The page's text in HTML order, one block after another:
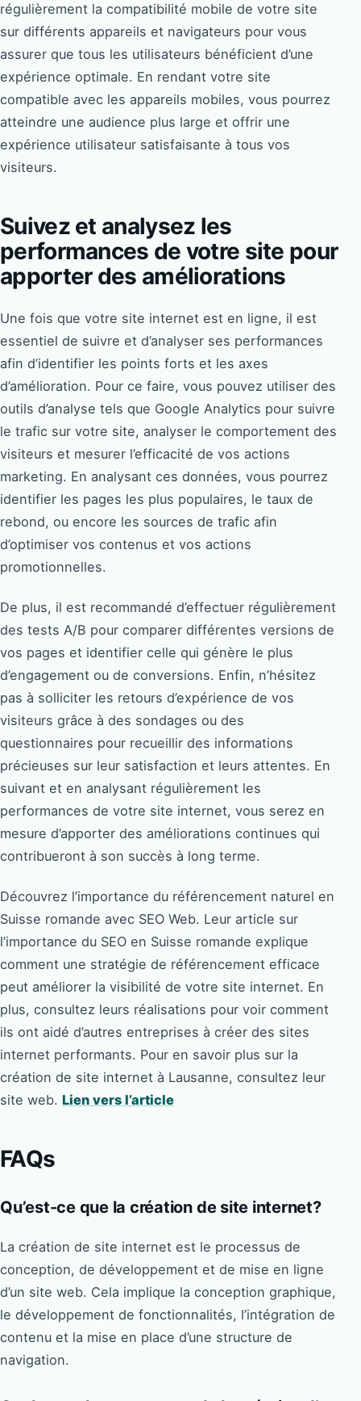
régulièrement la compatibilité mobile de votre site
sur différents appareils et navigateurs pour vous
assurer que tous les utilisateurs bénéficient d’une
expérience optimale. En rendant votre site
compatible avec les appareils mobiles, vous pourrez
atteindre une audience plus large et offrir une
expérience utilisateur satisfaisante à tous vos
visiteurs.
Suivez et analysez les
performances de votre site pour
apporter des améliorations
Une fois que votre site internet est en ligne, il est
essentiel de suivre et d’analyser ses performances
afin d’identifier les points forts et les axes
d’amélioration. Pour ce faire, vous pouvez utiliser des
outils d’analyse tels que Google Analytics pour suivre
le trafic sur votre site, analyser le comportement des
visiteurs et mesurer l’efficacité de vos actions
marketing. En analysant ces données, vous pourrez
identifier les pages les plus populaires, le taux de
rebond, ou encore les sources de trafic afin
d’optimiser vos contenus et vos actions
promotionnelles.
De plus, il est recommandé d’effectuer régulièrement
des tests A/B pour comparer différentes versions de
vos pages et identifier celle qui génère le plus
d’engagement ou de conversions. Enfin, n’hésitez
pas à solliciter les retours d’expérience de vos
visiteurs grâce à des sondages ou des
questionnaires pour recueillir des informations
précieuses sur leur satisfaction et leurs attentes. En
suivant et en analysant régulièrement les
performances de votre site internet, vous serez en
mesure d’apporter des améliorations continues qui
contribueront à son succès à long terme.
Découvrez l’importance du référencement naturel en
Suisse romande avec SEO Web. Leur article sur
l’importance du SEO en Suisse romande explique
comment une stratégie de référencement efficace
peut améliorer la visibilité de votre site internet. En
plus, consultez leurs réalisations pour voir comment
ils ont aidé d’autres entreprises à créer des sites
internet performants. Pour en savoir plus sur la
création de site internet à Lausanne, consultez leur
site web. Lien vers l’article
FAQs
Qu’est-ce que la création de site internet?
La création de site internet est le processus de
conception, de développement et de mise en ligne
d’un site web. Cela implique la conception graphique,
le développement de fonctionnalités, l’intégration de
contenu et la mise en place d’une structure de
navigation.